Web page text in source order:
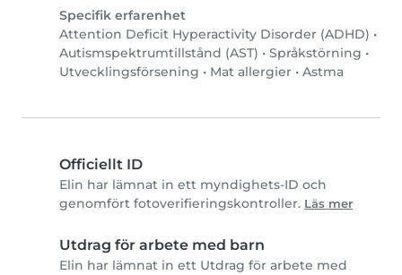
Specifik erfarenhet
Attention Deficit Hyperactivity Disorder (ADHD) •
Autismspektrumtillstånd (AST) • Språkstörning •
Utvecklingsförsening • Mat allergier • Astma
Officiellt ID
Elin har lämnat in ett myndighets-ID och
genomfört fotoverifieringskontroller. Läs mer
Utdrag för arbete med barn
Elin har lämnat in ett Utdrag för arbete med